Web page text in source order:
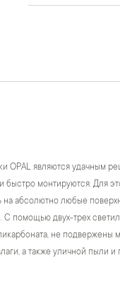
OPAL являются удачным
быстро монтируются. Для
абсолютно любые
помощью двух-трех
не подвержены
а также уличной пыли и